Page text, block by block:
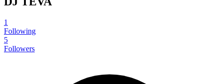
1
Following
5
Followers